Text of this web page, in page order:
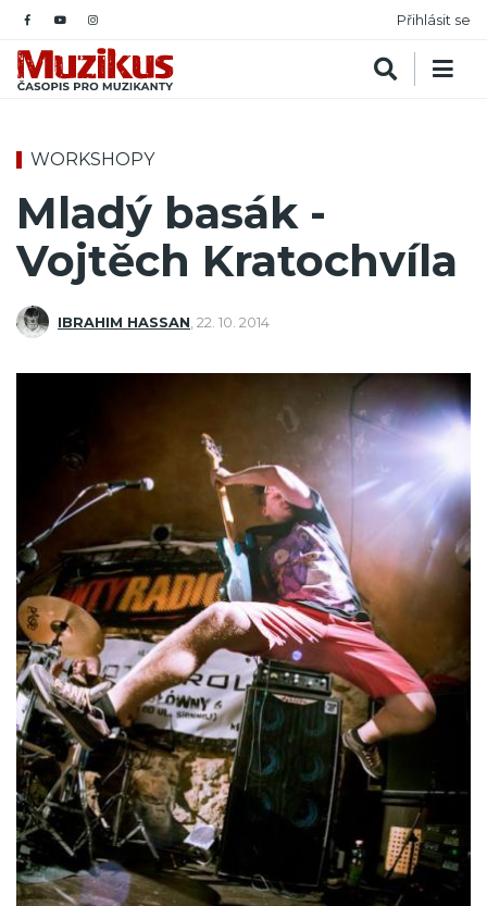
Přihlásit se
WORKSHOPY
Mladý basák -
Vojtěch Kratochvíla
IBRAHIM HASSAN 22. 10. 2014